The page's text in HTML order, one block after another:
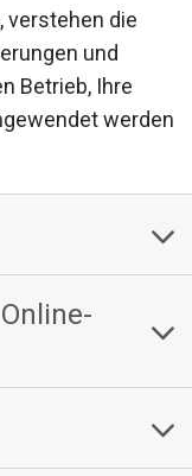
verstehen die
und
Betrieb, Ihre
werden